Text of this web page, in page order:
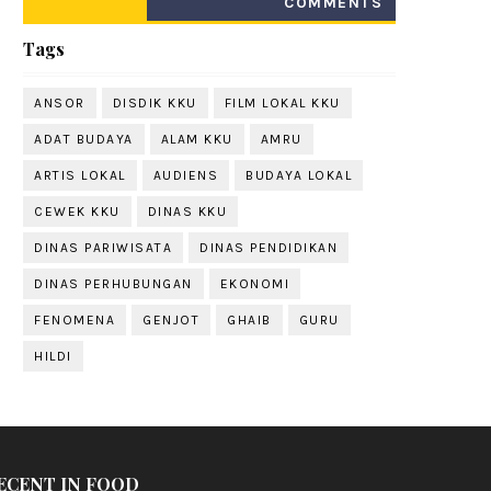
Tags
ANSOR DISDIK KKU FILM LOKAL KKU
ADAT BUDAYA ALAM KKU AMRU
ARTIS LOKAL AUDIENS BUDAYA LOKAL
CEWEK KKU DINAS KKU
DINAS PARIWISATA DINAS PENDIDIKAN
DINAS PERHUBUNGAN EKONOMI
FENOMENA GENJOT GHAIB GURU
HILDI
IN FOOD